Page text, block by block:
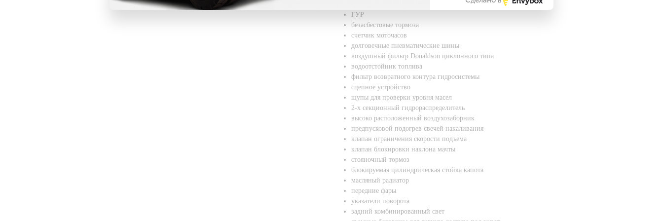
ГУР
безасбестовые тормоза
счетчик моточасов
долговечные пневматические шины
воздушный фильтр Donaldson циклонного типа
водоотстойник топлива
фильтр возвратного контура гидросистемы
сцепное устройство
щупы для проверки уровня масел
2-х секционный гидрораспределитель
высоко расположенный воздухозаборник
предпусковой подогрев свечей накаливания
клапан ограничения скорости подъема
клапан блокировки наклона мачты
стояночный тормоз
блокируемая цилиндрическая стойка капота
масляный радиатор
передние фары
указатели поворота
задний комбинированный свет